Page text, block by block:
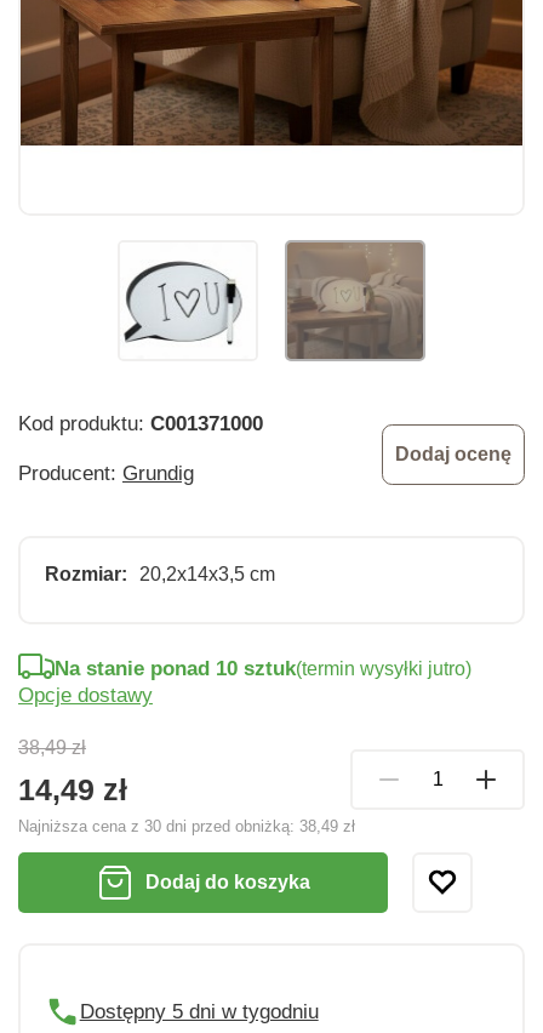
Kod produktu: C001371000
Producent: Grundig
Dodaj ocenę
Rozmiar: 20,2x14x3,5 cm
38,49 zł
14,49 zł
Najniższa cena z 30 dni przed obniżką: 38,49 zł
Na stanie ponad 10 sztuk(termin wysyłki jutro)
Opcje dostawy
Dodaj do koszyka
Dostępny 5 dni w tygodniu